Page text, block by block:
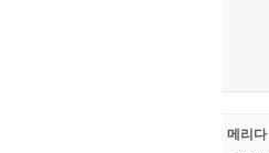
메리다